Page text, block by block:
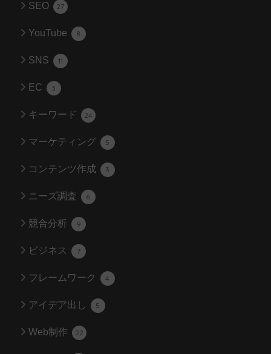
SEO 27
YouTube 8
SNS 11
EC 3
キーワード 24
マーケティング 5
コンテンツ作成 3
ニーズ調査 6
競合分析 9
ビジネス 7
フレームワーク 4
アイデア出し 5
Web制作 22